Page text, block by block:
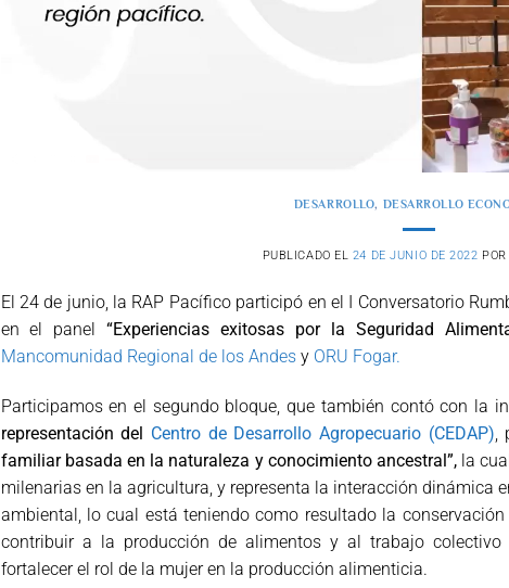
DESARROLLO, DESARROLLO
PUBLICADO EL 24 DE JUNIO DE 2022
El 24 de junio, la RAP Pacífico participó en el I Conversatorio
en el panel“Experiencias exitosas por la Seguridad
Mancomunidad Regional de los Andesy ORU Fogar.
Participamos en el segundo bloque, que también contó con la
representación del Centro de Desarrollo Agropecuario (CEDAP)
familiar basada en la naturaleza y conocimiento ancestral”,la
milenarias en la agricultura, y representa la interacción dinámica
ambiental, lo cual está teniendo como resultado la
contribuir a la producción de alimentos y al trabajo
fortalecer el rol de la mujer en la producción alimenticia.